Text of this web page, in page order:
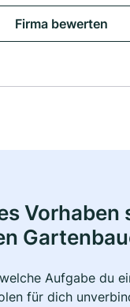
Firma bewerten
Vorhaben
Aufgabe du
für dich